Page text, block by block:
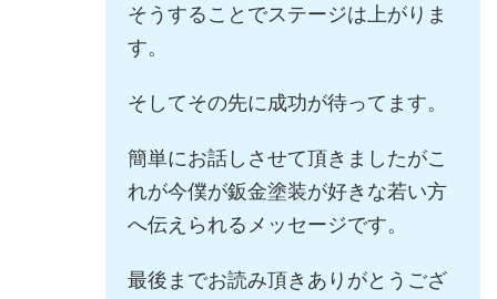
そうすることでステージは上がりま
す。
そしてその先に成功が待ってます。
簡単にお話しさせて頂きましたがこ
れが今僕が鈑金塗装が好きな若い方
へ伝えられるメッセージです。
最後までお読み頂きありがとうござ